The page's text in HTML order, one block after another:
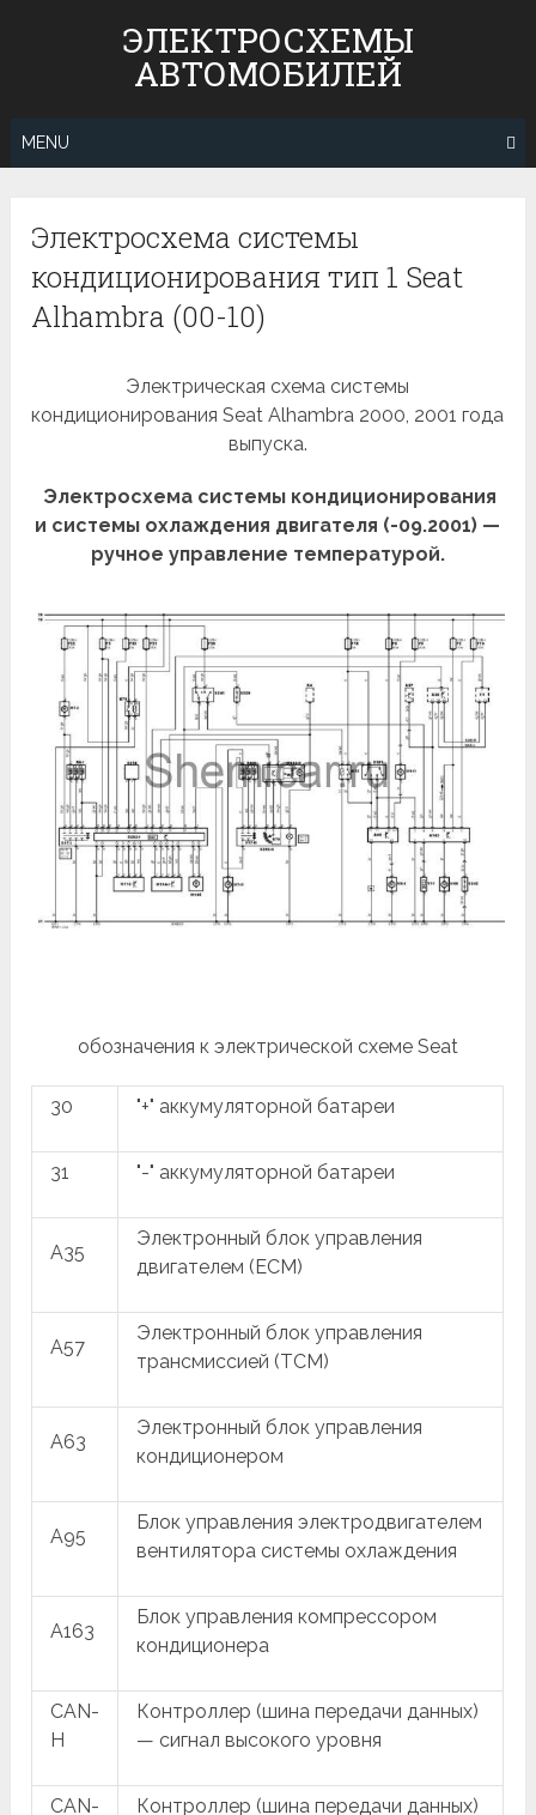
ЭЛЕКТРОСХЕМЫ
АВТОМОБИЛЕЙ
MENU
Электросхема системы
кондиционирования тип 1 Seat
Alhambra (00-10)
Электрическая схема системы
кондиционирования Seat Alhambra 2000, 2001 года
выпуска.
Электросхема системы кондиционирования
и системы охлаждения двигателя (-09.2001) —
ручное управление температурой.
обозначения к электрической схеме Seat
30 "+" аккумуляторной батареи
31 "-" аккумуляторной батареи
A35
Электронный блок управления
двигателем (ECM)
A57
Электронный блок управления
трансмиссией (TCM)
A63
Электронный блок управления
кондиционером
A95
Блок управления электродвигателем
вентилятора системы охлаждения
A163
Блок управления компрессором
кондиционера
CAN-
H
Контроллер (шина передачи данных)
— сигнал высокого уровня
CAN-
Контроллер (шина передачи данных)